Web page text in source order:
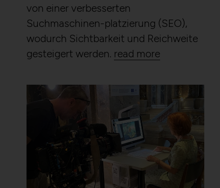
von einer verbesserten
Suchmaschinen-platzierung (SEO),
wodurch Sichtbarkeit und Reichweite
gesteigert werden. read more